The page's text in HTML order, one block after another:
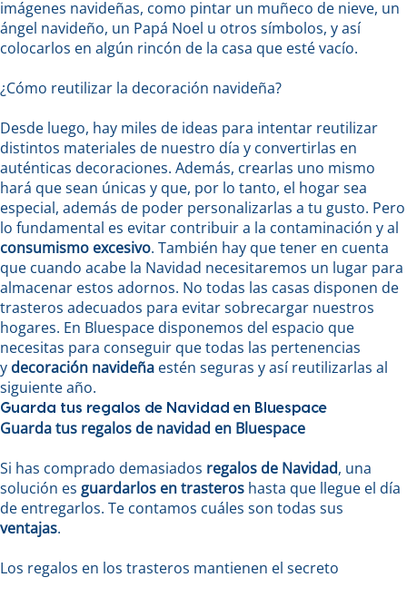
imágenes navideñas, como pintar un muñeco de nieve, un
ángel navideño, un Papá Noel u otros símbolos, y así
colocarlos en algún rincón de la casa que esté vacío.
¿Cómo reutilizar la decoración navideña?
Desde luego, hay miles de ideas para intentar reutilizar
distintos materiales de nuestro día y convertirlas en
auténticas decoraciones. Además, crearlas uno mismo
hará que sean únicas y que, por lo tanto, el hogar sea
especial, además de poder personalizarlas a tu gusto. Pero
lo fundamental es evitar contribuir a la contaminación y al
consumismo excesivo. También hay que tener en cuenta
que cuando acabe la Navidad necesitaremos un lugar para
almacenar estos adornos. No todas las casas disponen de
trasteros adecuados para evitar sobrecargar nuestros
hogares. En Bluespace disponemos del espacio que
necesitas para conseguir que todas las pertenencias
y decoración navideña estén seguras y así reutilizarlas al
siguiente año.
Guarda tus regalos de Navidad en Bluespace
Guarda tus regalos de navidad en Bluespace
Si has comprado demasiados regalos de Navidad, una
solución es guardarlos en trasteros hasta que llegue el día
de entregarlos. Te contamos cuáles son todas sus
ventajas.
Los regalos en los trasteros mantienen el secreto